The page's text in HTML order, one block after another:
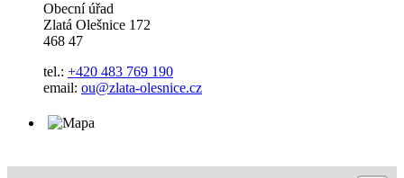
Obecní úřad
Zlatá Olešnice 172
468 47
tel.: +420 483 769 190
email: ou@zlata-olesnice.cz